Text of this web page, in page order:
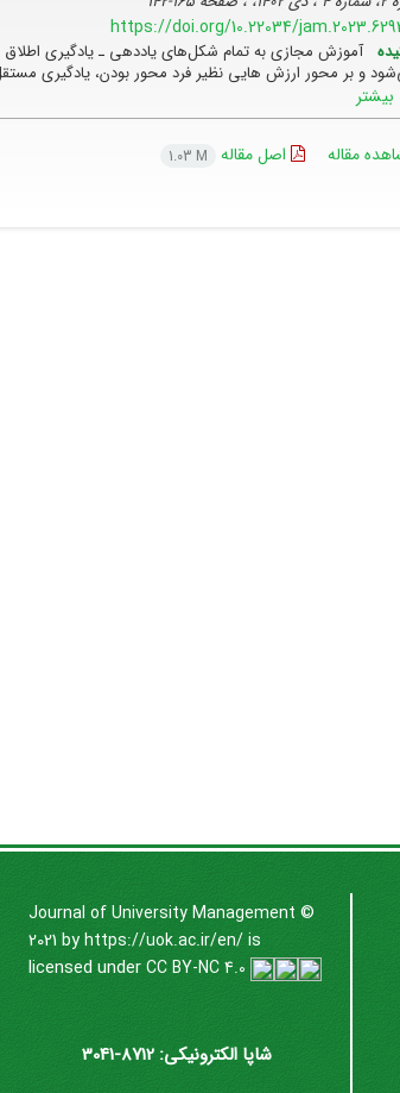
https://doi.org/10.22034/
آموزش مجازی به تمام شکل‌های یاددهی ـ یادگیری اطلاق
و بر محور ارزش هایی نظیر فرد محور بودن، یادگیری
بیشتر
مقاله اصل مقاله 1.03 M
Journal of University Management ©
2021 byhttps://uok.ac.ir/en/is
licensed underCC BY-NC 4.0
شاپا الکترونیکی: 8712-3041